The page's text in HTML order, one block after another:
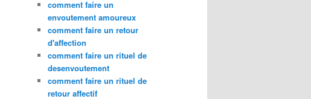
comment faire un
envoutement amoureux
comment faire un retour
d'affection
comment faire un rituel de
desenvoutement
comment faire un rituel de
retour affectif